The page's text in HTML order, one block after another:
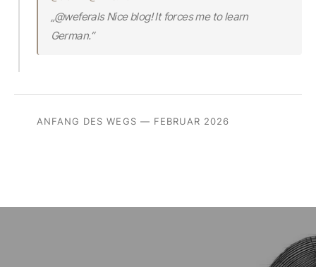
„@weferals Nice blog! It forces me to learn
German.“
ANFANG DES WEGS — FEBRUAR 2026